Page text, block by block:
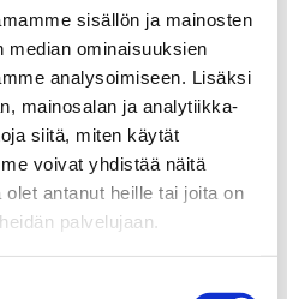
sisällön ja mainosten
median ominaisuuksien
analysoimiseen. Lisäksi
mainosalan ja analytiikka-
siitä, miten käytät
voivat yhdistää näitä
antanut heille tai joita on
palvelujaan.